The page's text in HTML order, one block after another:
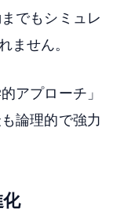
でもシミュレ
ません。
アプローチ」
論理的で強力